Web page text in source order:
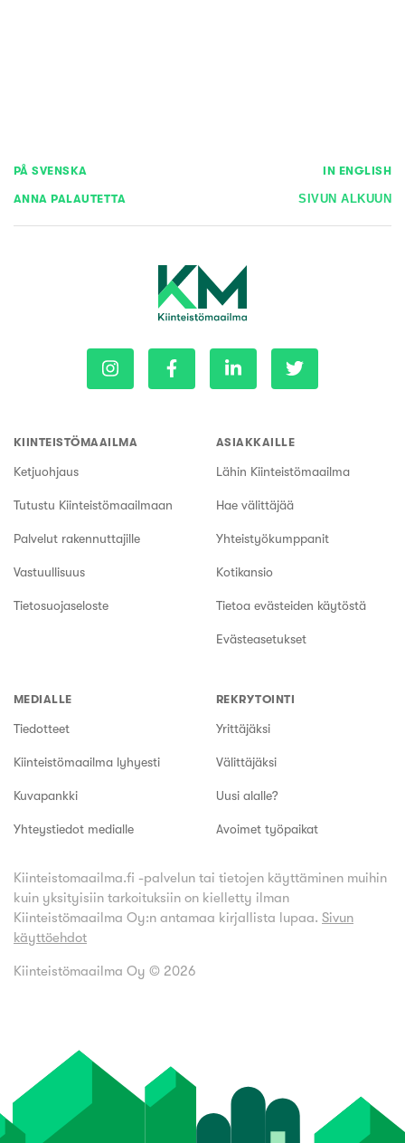
PÅ SVENSKA IN ENGLISH
ANNA PALAUTETTA SIVUN ALKUUN
KIINTEISTÖMAAILMA
Ketjuohjaus
Tutustu Kiinteistömaailmaan
Palvelut rakennuttajille
Vastuullisuus
Tietosuojaseloste
ASIAKKAILLE
Lähin Kiinteistömaailma
Hae välittäjää
Yhteistyökumppanit
Kotikansio
Tietoa evästeiden käytöstä
Evästeasetukset
MEDIALLE
Tiedotteet
Kiinteistömaailma lyhyesti
Kuvapankki
Yhteystiedot medialle
REKRYTOINTI
Yrittäjäksi
Välittäjäksi
Uusi alalle?
Avoimet työpaikat
Kiinteistomaailma.fi -palvelun tai tietojen käyttäminen muihin
kuin yksityisiin tarkoituksiin on kielletty ilman
Kiinteistömaailma Oy:n antamaa kirjallista lupaa. Sivun
käyttöehdot
Kiinteistömaailma Oy © 2026